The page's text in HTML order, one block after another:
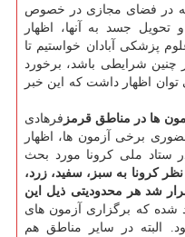
در فضای مجازی در خصوص
تحویل جسد به آنها، اظهار
پزشکی آبادان خواستیم تا
چنین شرایطی باشد، برخورد
اظهار داشت که این خبر
ها در مناطق قرمز فرهادی
برخی آزمون ها، اظهار
ستاد ملی کرونا مورد بحث
کرونا به سبز، سفید، زرد،
شد هر محدودیتی ذیل این
شده که برگزاری آزمون های
البته در سایر مناطق هم